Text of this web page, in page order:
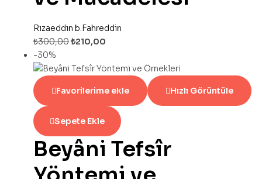
Rızaeddin b.Fahreddin
₺300,00₺210,00
-30%
Favorilerime ekle Hızlı Görüntüle
Sepete Ekle
Beyâni Tefsîr